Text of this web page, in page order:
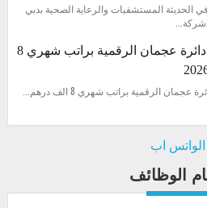
المستشفيات والرعاية الصحية بدبي
وظيفة في دائرة عجمان الرقمية براتب شهري 8
الرقمية براتب شهري 8 الف درهم...
اب
الوظائف